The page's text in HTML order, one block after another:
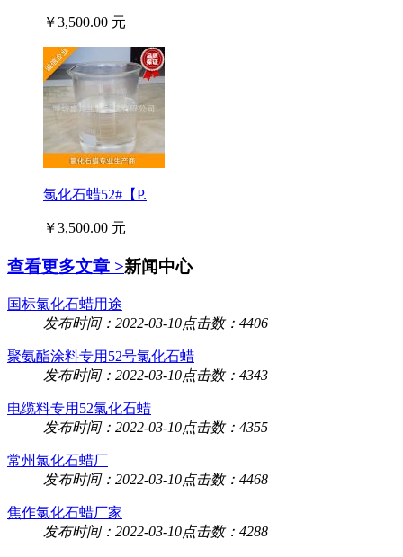
￥3,500.00 元
氯化石蜡52#【P.
￥3,500.00 元
查看更多文章 >新闻中心
国标氯化石蜡用途
发布时间：2022-03-10点击数：4406
聚氨酯涂料专用52号氯化石蜡
发布时间：2022-03-10点击数：4343
电缆料专用52氯化石蜡
发布时间：2022-03-10点击数：4355
常州氯化石蜡厂
发布时间：2022-03-10点击数：4468
焦作氯化石蜡厂家
发布时间：2022-03-10点击数：4288